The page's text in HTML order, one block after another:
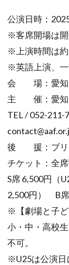
公演日時：
※客席開場は
※上演時間は
※英語上演、
会 場：愛知
主 催：愛知
TEL / 052-
後 援：ブリ
チケット：全
S席 6,500円（
2,500円） B席
※【劇場と子ど
小・中・高校
不可。
※U25は公演日